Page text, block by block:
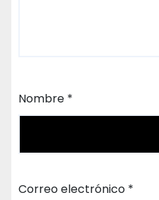
Nombre *
Correo electrónico *